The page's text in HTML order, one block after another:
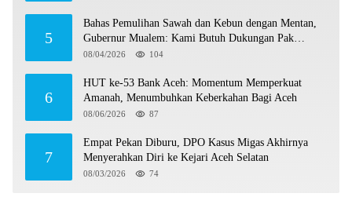
5
Bahas Pemulihan Sawah dan Kebun dengan Mentan,
Gubernur Mualem: Kami Butuh Dukungan Pak
Menteri
08/04/2026 104
6
HUT ke-53 Bank Aceh: Momentum Memperkuat
Amanah, Menumbuhkan Keberkahan Bagi Aceh
08/06/2026 87
7
Empat Pekan Diburu, DPO Kasus Migas Akhirnya
Menyerahkan Diri ke Kejari Aceh Selatan
08/03/2026 74